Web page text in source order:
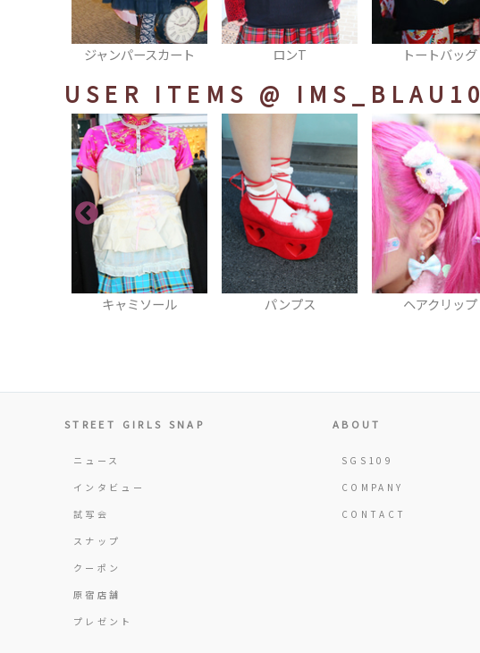
ロンT トートバッグ 厚底シューズ
USER ITEMS @ IMS_BLAU10
パンプス ヘアクリップ リング
STREET GIRLS SNAP
ニュース
インタビュー
試写会
スナップ
クーポン
原宿店舗
プレゼント
ABOUT
SGS109
COMPANY
CONTACT